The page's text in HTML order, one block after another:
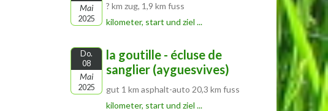
Mai
2025
? km zug, 1,9 km fuss
kilometer, start und ziel ...
Do.
08
Mai
2025
la goutille - écluse de
sanglier (ayguesvives)
gut 1 km asphalt-auto 20,3 km fuss
kilometer, start und ziel ...